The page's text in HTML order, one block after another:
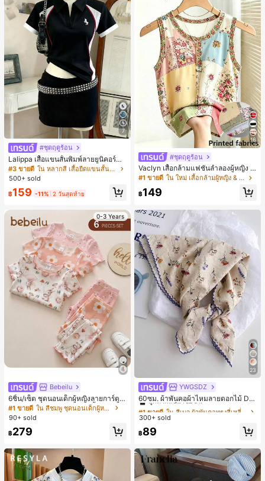
7
#ชุดฤดูร้อน
Lalippa เสื้อแขนสั้นพิมพ์ลายยูนิคอร์นล
ายทางสีตัดกันสำหรับผู้หญิง สไตล์วิทย
าลัย
#3 ขายดี
ใน หลากสี เสื้อยืดแขนสั้นเนื้อนุ่มสำหรับใส่ทุกวัน
500+ sold
฿159 -11% 2 วันสุดท้าย
0-3 Years
Bebeilu
6ชิ้น/เซ็ต ชุดนอนเด็กผู้หญิงลายการ์ตูน
หมีและดอกไม้ คอกลม แขนสั้น กางเกง
ขาสั้น ขอบระบาย สวมใส่สบาย
#1 ขายดี
ใน สีชมพู ชุดนอนเด็กผู้หญิง
90+ sold
฿279
16
#ชุดฤดูร้อน
Vaclyn เสื้อกล้ามแฟชั่นลำลองผู้หญิง ล
ายแพตช์เวิร์ก แขนกุด คอกลม ติดกระดุ
#1 ขายดี ใน ใหม่ เสื้อกล้ามผู้หญิง & Camis
฿149
23
YWGSDZ
60ซม. ผ้าพันคอผ้าไหมลายดอกไม้ Dit
sy สีเบจ, เครื่องประดับใหม่สำหรับผู้หญิ
งฤดูใบไม้ผลิ/ฤดูใบไม้ร่วง, ผ้าพันคอผืน
#1 ขายดี
ลูกค้ากลับมาซื้อซ้ำ!
#1 ขายดี
ลูกค้ากลับมาซื้อซ้ำ!
#1 ขายดี
ลูกค้ากลับมาซื้อซ้ำ!
#1 ขายดี
ใน สีเบจ ผ้าพันคอทรงสี่เหลี่ยมและผ้าพันคอสำหรับผู้
300+ sold
฿89